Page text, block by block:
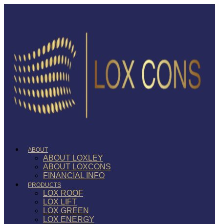
ABOUT
ABOUT LOXLEY
ABOUT LOXCONS
FINANCIAL INFO
PRODUCTS
LOX ROOF
LOX LIFT
LOX GREEN
LOX ENERGY